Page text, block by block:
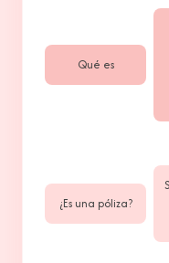
Qué es
¿Es una póliza?